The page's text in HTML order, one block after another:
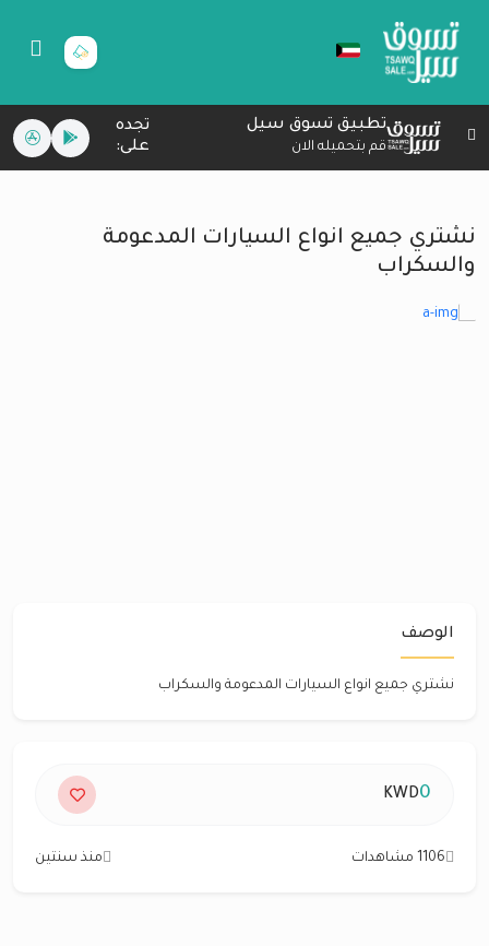
تطبيق تسوق سيل
قم بتحميله الان
تجده
على:
نشتري جميع انواع السيارات المدعومة
والسكراب
الوصف
نشتري جميع انواع السيارات المدعومة والسكراب
0
KWD
1106 مشاهدات منذ سنتين